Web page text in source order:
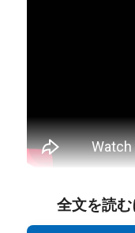
全文を読